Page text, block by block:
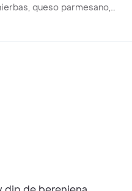
queso parmesano,
y vinagreta a elección.